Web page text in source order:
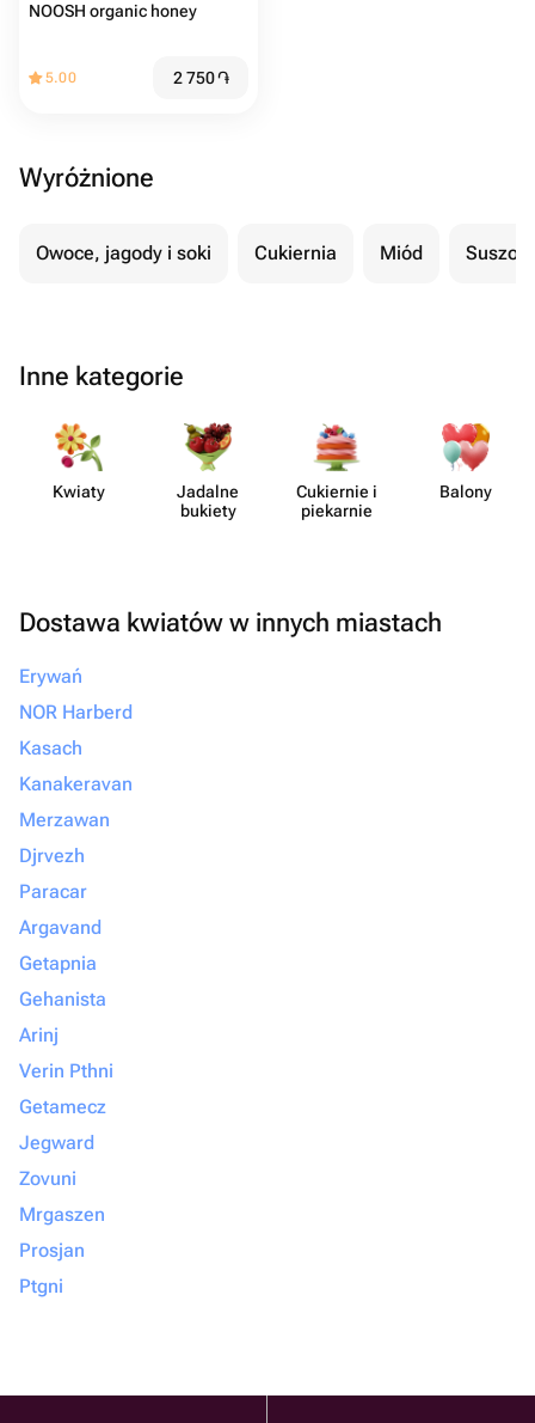
NOOSH organic honey
5.00 2 750֏
Wyróżnione
Owoce, jagody i soki Cukiernia Miód
Inne kategorie
Kwiaty
Jadalne
bukiety
Cukiernie i
piekarnie
Balony
Dostawa kwiatów w innych miastach
Erywań
NOR Harberd
Kasach
Kanakeravan
Merzawan
Djrvezh
Paracar
Argavand
Getapnia
Gehanista
Arinj
Verin Pthni
Getamecz
Jegward
Zovuni
Mrgaszen
Prosjan
Ptgni